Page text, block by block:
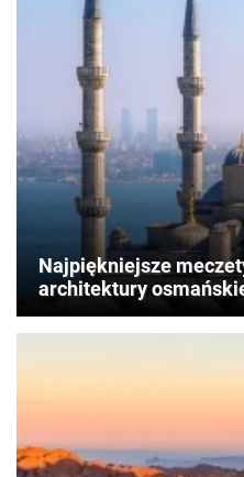
Najpiękniejsze
architektury